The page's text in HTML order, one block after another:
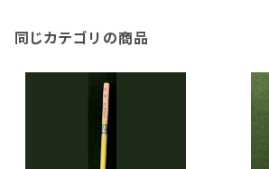
同じカテゴリの商品